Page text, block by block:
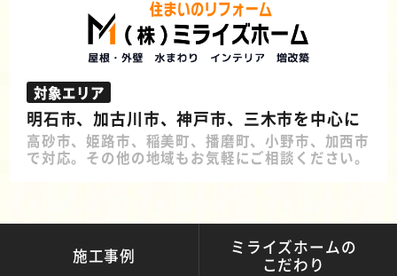
対象エリア
明石市、加古川市、神戸市、三木市を中心に
高砂市、姫路市、稲美町、播磨町、小野市、加西市
で対応。その他の地域もお気軽にご相談ください。
施工事例
ミライズホームの
こだわり